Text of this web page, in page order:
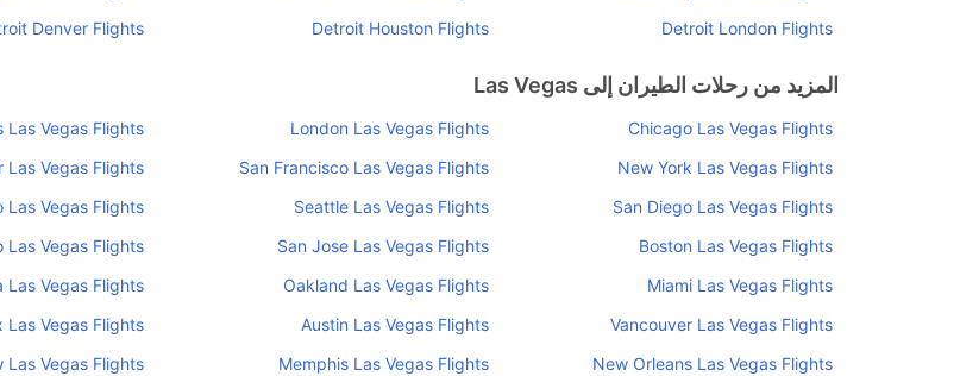
Detroit London Flights
Detroit Houston Flights
Denver Flights
المزيد من رحلات الطيران إلى Las Vegas
Chicago Las Vegas Flights
London Las Vegas Flights
Las Vegas Flights
New York Las Vegas Flights
San Francisco Las Vegas Flights
Las Vegas Flights
San Diego Las Vegas Flights
Seattle Las Vegas Flights
Las Vegas Flights
Boston Las Vegas Flights
San Jose Las Vegas Flights
Las Vegas Flights
Miami Las Vegas Flights
Oakland Las Vegas Flights
Las Vegas Flights
Vancouver Las Vegas Flights
Austin Las Vegas Flights
Las Vegas Flights
New Orleans Las Vegas Flights
Memphis Las Vegas Flights
Las Vegas Flights